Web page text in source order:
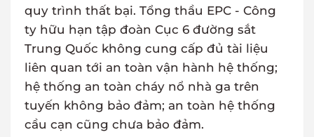
quy trình thất bại. Tổng thầu EPC - Công
ty hữu hạn tập đoàn Cục 6 đường sắt
Trung Quốc không cung cấp đủ tài liệu
liên quan tới an toàn vận hành hệ thống;
hệ thống an toàn cháy nổ nhà ga trên
tuyến không bảo đảm; an toàn hệ thống
cầu cạn cũng chưa bảo đảm.